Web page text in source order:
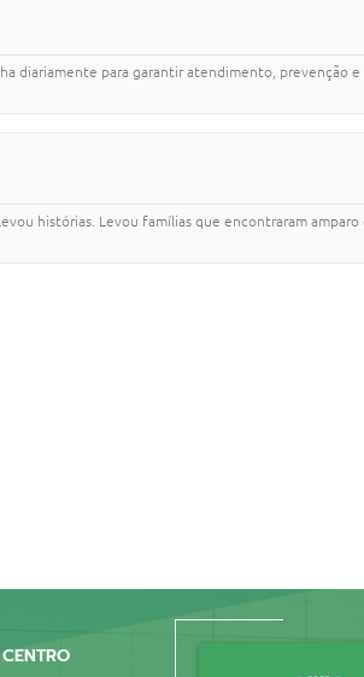
diariamente para garantir atendimento, prevenção e
histórias. Levou famílias que encontraram amparo